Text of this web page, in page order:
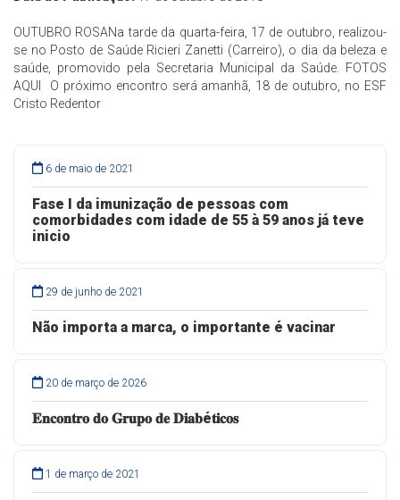
OUTUBRO ROSANa tarde da quarta-feira, 17 de outubro, realizou-
se no Posto de Saúde Ricieri Zanetti (Carreiro), o dia da beleza e
saúde, promovido pela Secretaria Municipal da Saúde. FOTOS
AQUI O próximo encontro será amanhã, 18 de outubro, no ESF
Cristo Redentor
6 de maio de 2021
Fase I da imunização de pessoas com
comorbidades com idade de 55 à 59 anos já teve
inicio
29 de junho de 2021
Não importa a marca, o importante é vacinar
20 de março de 2026
𝐄𝐧𝐜𝐨𝐧𝐭𝐫𝐨 𝐝𝐨 𝐆𝐫𝐮𝐩𝐨 𝐝𝐞 𝐃𝐢𝐚𝐛é𝐭𝐢𝐜𝐨𝐬
1 de março de 2021